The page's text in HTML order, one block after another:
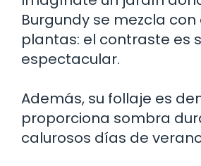
Burgundy se mezcla
plantas: el contraste es
espectacular.
Además, su follaje es
proporciona sombra
calurosos días de